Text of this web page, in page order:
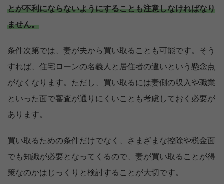
とが不利にならないようにすることも注意しなければなり
ません。
条件次第では、妻が夫から買い取ることも可能です。そう
すれば、住宅ローンの名義人と居住者の違いという懸念点
がなくなります。ただし、買い取るには妻側の収入や職業
といった面で審査が通りにくいことも考慮しておく必要が
あります。
買い取るための条件だけでなく、さまざまな控除や税金面
でも知識が必要となってくるので、妻が買い取ることが得
策なのかはじっくりと検討することが大切です。